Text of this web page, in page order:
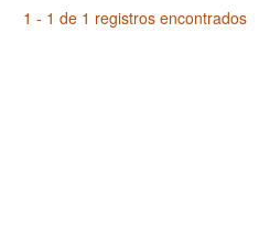
1 - 1 de 1 registros encontrados